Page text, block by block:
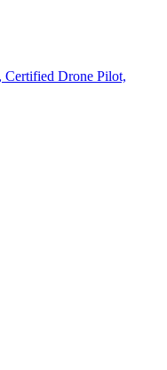
Certified Drone Pilot,